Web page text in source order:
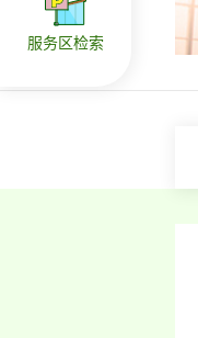
服务区检索